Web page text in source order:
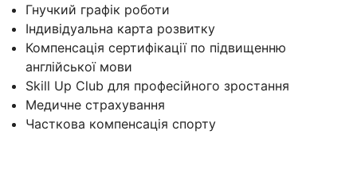
Гнучкий графік роботи
Індивідуальна карта розвитку
Компенсація сертифікації по підвищенню
англійської мови
Skill Up Club для професійного зростання
Медичне страхування
Часткова компенсація спорту